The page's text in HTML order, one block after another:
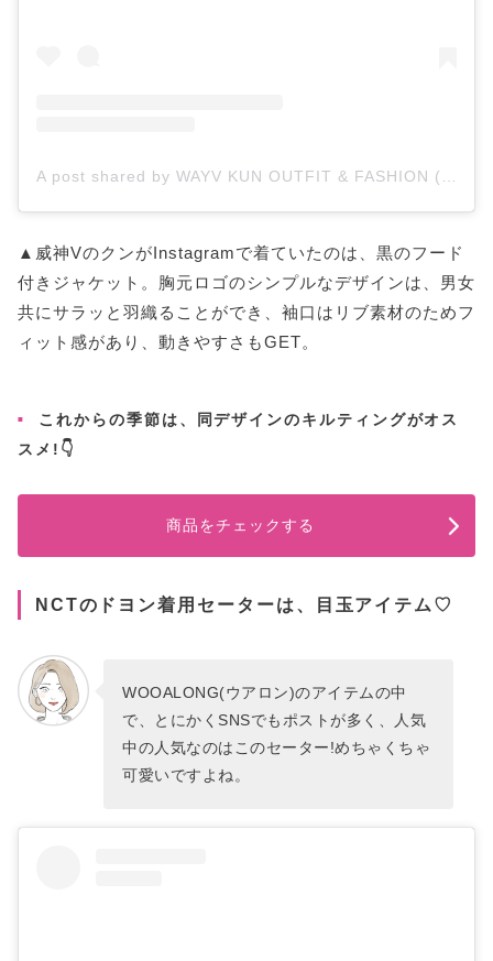
▲威神VのクンがInstagramで着ていたのは、黒のフード
付きジャケット。胸元ロゴのシンプルなデザインは、男女
共にサラッと羽織ることができ、袖口はリブ素材のためフ
ィット感があり、動きやすさもGET。
これからの季節は、同デザインのキルティングがオス
スメ!👇
商品をチェックする
NCTのドヨン着用セーターは、目玉アイテム♡
WOOALONG(ウアロン)のアイテムの中
で、とにかくSNSでもポストが多く、人気
中の人気なのはこのセーター!めちゃくちゃ
可愛いですよね。